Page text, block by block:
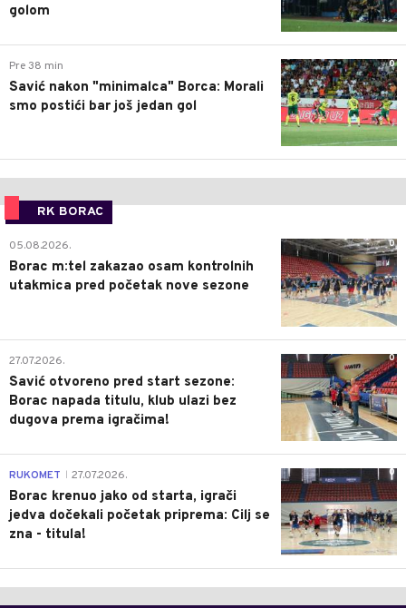
golom
0
Pre 38 min
Savić nakon "minimalca" Borca: Morali
smo postići bar još jedan gol
RK BORAC
0
05.08.2026.
Borac m:tel zakazao osam kontrolnih
utakmica pred početak nove sezone
0
27.07.2026.
Savić otvoreno pred start sezone:
Borac napada titulu, klub ulazi bez
dugova prema igračima!
0
RUKOMET 27.07.2026.
Borac krenuo jako od starta, igrači
jedva dočekali početak priprema: Cilj se
zna - titula!